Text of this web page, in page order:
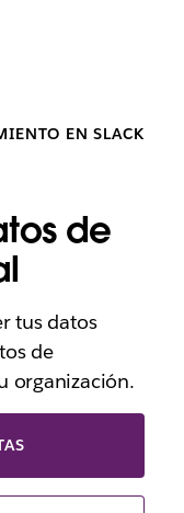
EN SLACK
de
tus datos
de
organización.